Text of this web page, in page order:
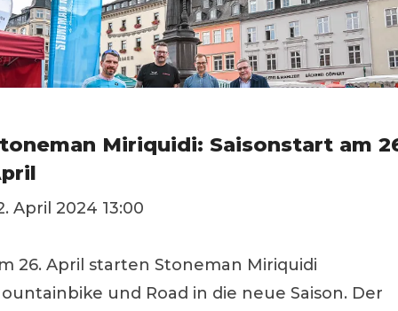
Miriquidi: Saisonstart am
April 2024 13:00
26. April starten Stoneman Miriquidi
und Road in die neue Saison. Der